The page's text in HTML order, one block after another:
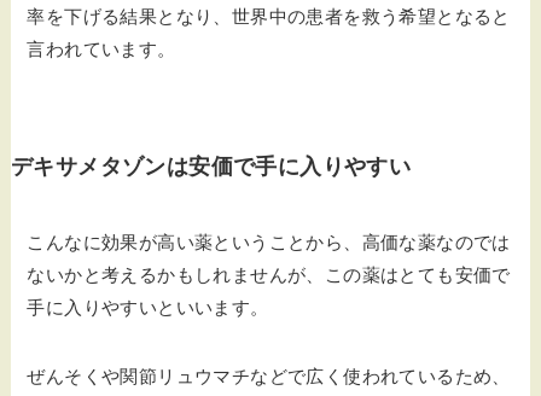
率を下げる結果となり、世界中の患者を救う希望となると
言われています。
デキサメタゾンは安価で手に入りやすい
こんなに効果が高い薬ということから、高価な薬なのでは
ないかと考えるかもしれませんが、この薬はとても安価で
手に入りやすいといいます。
ぜんそくや関節リュウマチなどで広く使われているため、